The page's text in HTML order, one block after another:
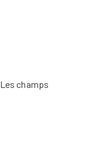
Les champs